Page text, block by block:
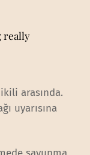
really
arasında.
uyarısına